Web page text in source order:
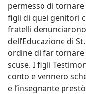
permesso di
figli di quei genitori
fratelli
dell’Educazione di
ordine di far tornare
scuse. I figli
conto e vennero
e l’insegnante